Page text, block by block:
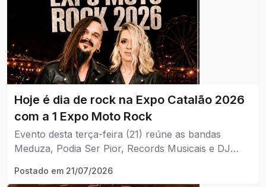
Hoje é dia de rock na Expo Catalão 2026
com a 1 Expo Moto Rock
Evento desta terça-feira (21) reúne as bandas
Meduza, Podia Ser Pior, Records Musicais e DJ
várias regiões
Postado em 21/07/2026